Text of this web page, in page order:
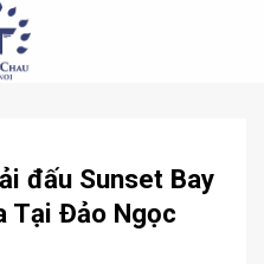
đấu Sunset Bay
Tại Đảo Ngọc